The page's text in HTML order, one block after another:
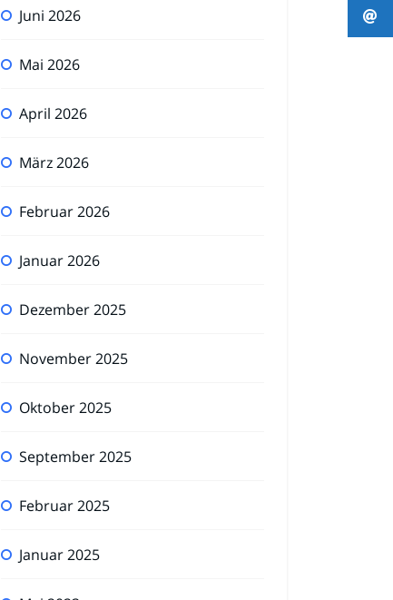
Juni 2026
Mai 2026
April 2026
März 2026
Februar 2026
Januar 2026
Dezember 2025
November 2025
Oktober 2025
September 2025
Februar 2025
Januar 2025